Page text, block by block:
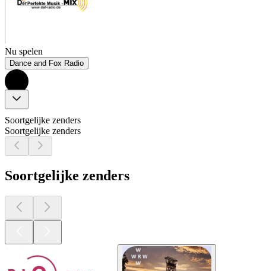
Nu spelen
Dance and Fox Radio
Soortgelijke zenders
Soortgelijke zenders
Soortgelijke zenders